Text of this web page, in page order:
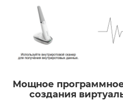
Мощное
создания